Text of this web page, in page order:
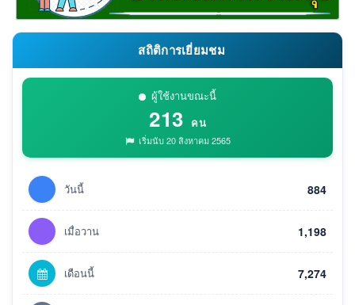
สถิติการเยี่ยมชม
ผู้ใช้งานขณะนี้
213 คน
เริ่มนับ 20 สิงหาคม 2565
วันนี้ 884
เมื่อวาน 1,198
เดือนนี้ 7,274